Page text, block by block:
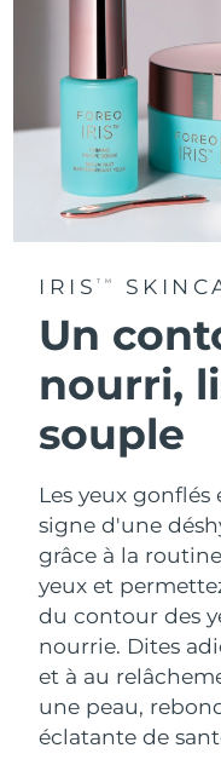
IRISTM
Un
nourri,
souple
Les yeux
signe d'une
grâce à la
yeux et
du contour des
nourrie. Dites
et à au
une peau,
éclatante de